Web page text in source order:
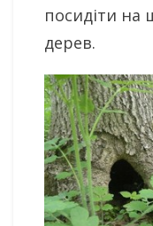
посидіти на
дерев.